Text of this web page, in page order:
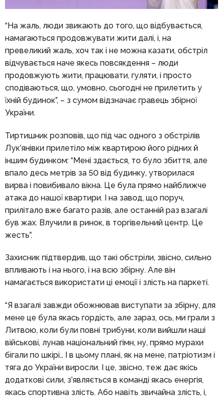
“На жаль, люди звикають до того, що відбувається,
намагаються продовжувати жити далі, і, на
превеликий жаль, хоч так і не можна казати, обстріл
відчувається наче якесь повсякдення – люди
продовжують жити, працювати, гуляти, і просто
сподіваються, що, умовно, сьогодні не прилетить у
їхній будинок”, – з сумом відзначає гравець збірної
України.
Тиртишник розповів, що під час одного з обстрілів
Лук’янівки прилетіло між квартирою його рідних й
іншим будинком: “Мені здається, то було збиття, але
впало десь метрів за 50 від будинку, утворилася
вирва і повибивало вікна. Це була прямо найближче
атака до нашої квартири. І на завод, що поруч,
прилітало вже багато разів, але останній раз взагалі
був жах. Влучили в ринок, в торгівельний центр. Це
жесть”.
Захисник підтвердив, що такі обстріли, звісно, сильно
впливають і на нього, і на всю збірну. Але він
намагається використати ці емоції і злість на паркеті.
“Я взагалі завжди обожнював виступати за збірну, для
мене це була якась гордість, але зараз, ось, ми грали з
Литвою, коли були повні трибуни, коли вийшли наші
військові, лунав національний гімн, ну, прямо мурахи
бігали по шкірі… І в цьому плані, як на мене, патріотизм і
тяга до України виросли. І це, звісно, теж дає якісь
додаткові сили, з’являється в команді якась енергія,
якась спортивна злість. Або навіть звичайна злість, і,